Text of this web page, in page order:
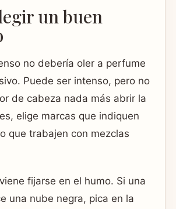
un buen
no debería oler a perfume
Puede ser intenso, pero no
de cabeza nada más abrir la
elige marcas que indiquen
que trabajen con mezclas
fijarse en el humo. Si una
una nube negra, pica en la